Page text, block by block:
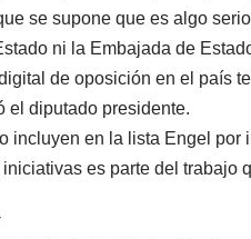
se supone que es algo
ni la Embajada de
de oposición en el país
el diputado presidente.
incluyen en la lista Engel por
es parte del trabajo